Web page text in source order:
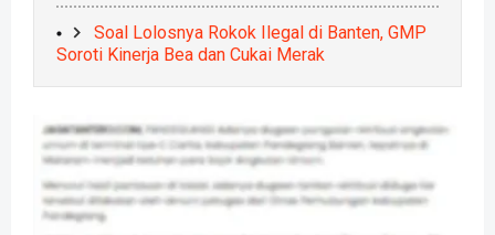
Soal Lolosnya Rokok Ilegal di Banten, GMP
Soroti Kinerja Bea dan Cukai Merak